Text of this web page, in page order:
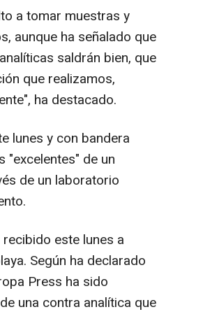
a tomar muestras y
aunque ha señalado que
saldrán bien, que
que realizamos,
ha destacado.
lunes y con bandera
de un
de un laboratorio
este lunes a
Según ha declarado
Press ha sido
una contra analítica que